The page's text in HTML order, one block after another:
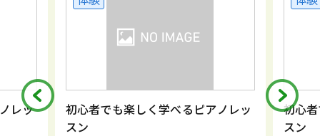
レッ
初心者でも楽しく学べるピアノレッ
スン
初心
スン